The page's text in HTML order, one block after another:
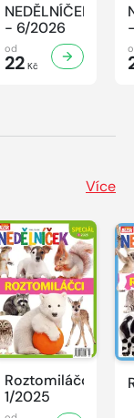
NEDĚLNÍČEK
- 6/2026
od
22 Kč
Více
Roztomiláčci
1/2025